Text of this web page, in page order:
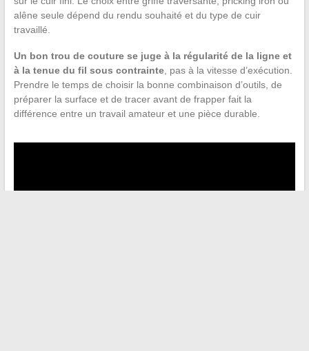
alêne seule dépend du rendu souhaité et du type de cuir
travaillé.
Un bon trou de couture se juge à la régularité de la ligne et
à la tenue du fil sous contrainte, pas à la vitesse d’exécution.
Prendre le temps de choisir la bonne combinaison d’outils, de
préparer la surface et de tracer avant de frapper fait la
différence entre un travail amateur et une pièce durable.